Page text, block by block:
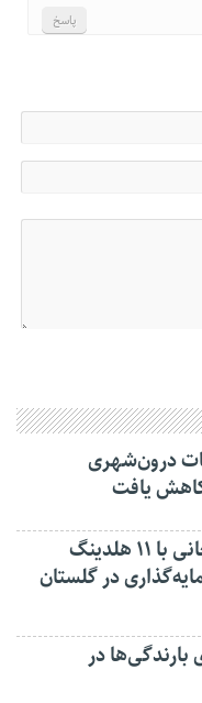
پاسخ
درون‌شهری
استاندار: بابک زنجانی با ۱۱ هلدینگ
در گلستان
بارندگی‌ها در